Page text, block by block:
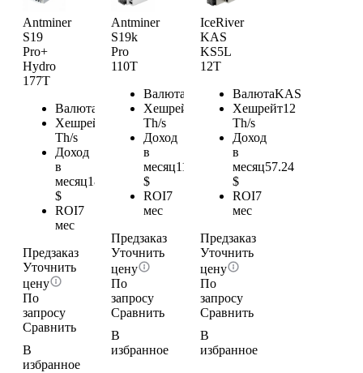
Antminer
S19
Pro+
Hydro
177T
Валюта
Хешрейт
Th/s
Доход
в
месяц185.85
$
ROI7
мес
Предзаказ
Уточнить
цену
По
запросу
Сравнить
В
избранное
Antminer
S19k
Pro
110T
Валюта
Хешрейт
Th/s
Доход
в
месяц115.5
$
ROI7
мес
Предзаказ
Уточнить
цену
По
запросу
Сравнить
В
избранное
IceRiver
KAS
KS5L
12T
ВалютаKAS
Хешрейт12
Th/s
Доход
в
месяц57.24
$
ROI7
мес
Предзаказ
Уточнить
цену
По
запросу
Сравнить
В
избранное